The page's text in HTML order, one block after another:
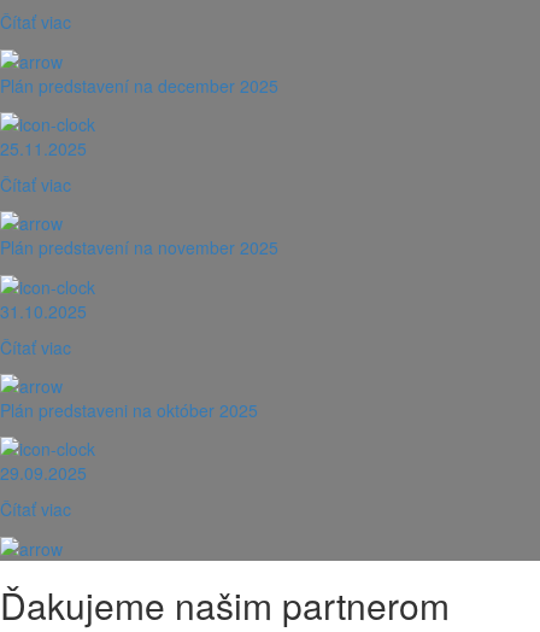
Čítať viac
Plán predstavení na december 2025
25.11.2025
Čítať viac
Plán predstavení na november 2025
31.10.2025
Čítať viac
Plán predstaveni na október 2025
29.09.2025
Čítať viac
Ďakujeme našim partnerom